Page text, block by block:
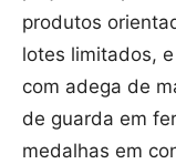
produtos
lotes limitados,
com adega de
de guarda em
medalhas em